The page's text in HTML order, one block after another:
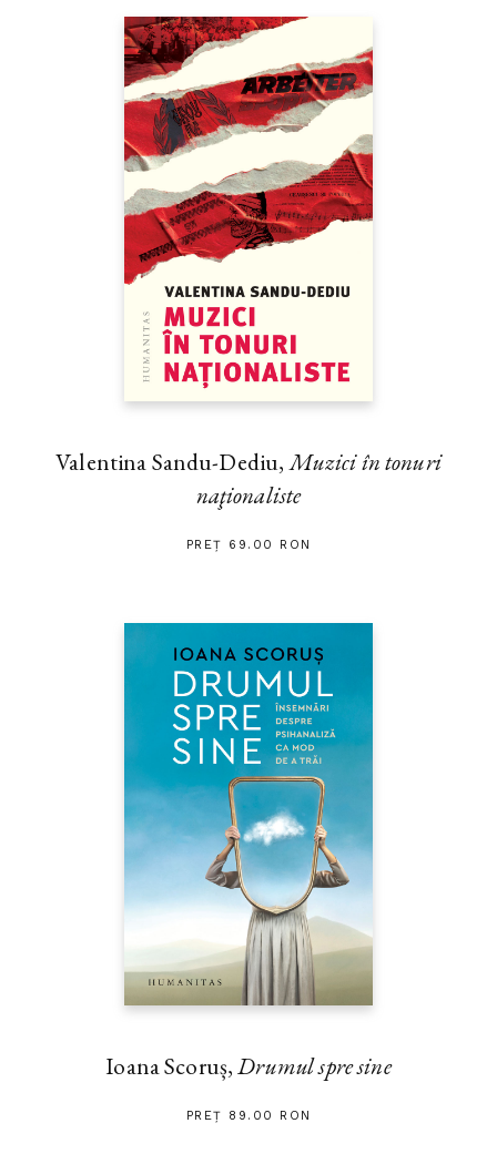
Valentina Sandu-Dediu,Muzici în tonuri
naţionaliste
PREȚ 69.00 RON
Ioana Scoruș,Drumul spre sine
PREȚ 89.00 RON